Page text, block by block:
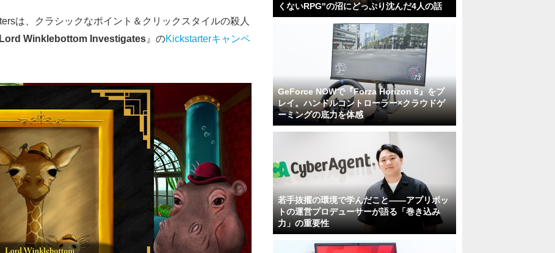
は、クラシックなポイント＆クリックスタイルの殺人
Lord Winklebottom Investigates 』のKickstarterキャンペ
くないRPG"の沼にどっぷり沈んだ4人の話
GeForce NOWで『Forza Horizon 6』をプ
レイ。ハンドルコントローラー×クラウドゲ
ーミングの底力を体感
若手抜擢の環境で学んだこと――アプリボッ
トの運営プロデューサーが語る「巻き込み
力」の重要性